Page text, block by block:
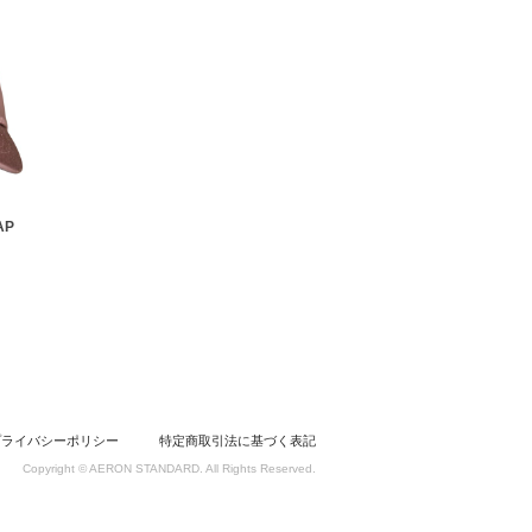
イバシーポリシー 特定商取引法に基づく表記
Copyright © AERON STANDARD. All Rights Reserved.